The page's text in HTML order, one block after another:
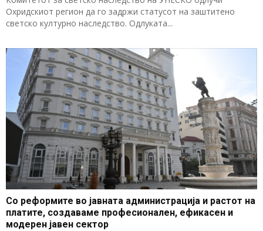
Охридскиот регион да го задржи статусот на заштитено
светско културно наследство. Одлуката...
Со реформите во јавната администрација и растот на
платите, создаваме професионален, ефикасен и
модерен јавен сектор